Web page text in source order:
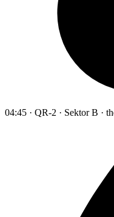
04:45 · QR-2 · Sektor B ·